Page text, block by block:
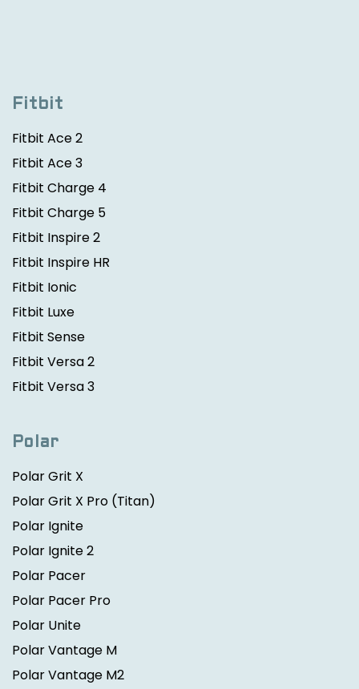
Fitbit
Fitbit Ace 2
Fitbit Ace 3
Fitbit Charge 4
Fitbit Charge 5
Fitbit Inspire 2
Fitbit Inspire HR
Fitbit Ionic
Fitbit Luxe
Fitbit Sense
Fitbit Versa 2
Fitbit Versa 3
Polar
Polar Grit X
Polar Grit X Pro (Titan)
Polar Ignite
Polar Ignite 2
Polar Pacer
Polar Pacer Pro
Polar Unite
Polar Vantage M
Polar Vantage M2